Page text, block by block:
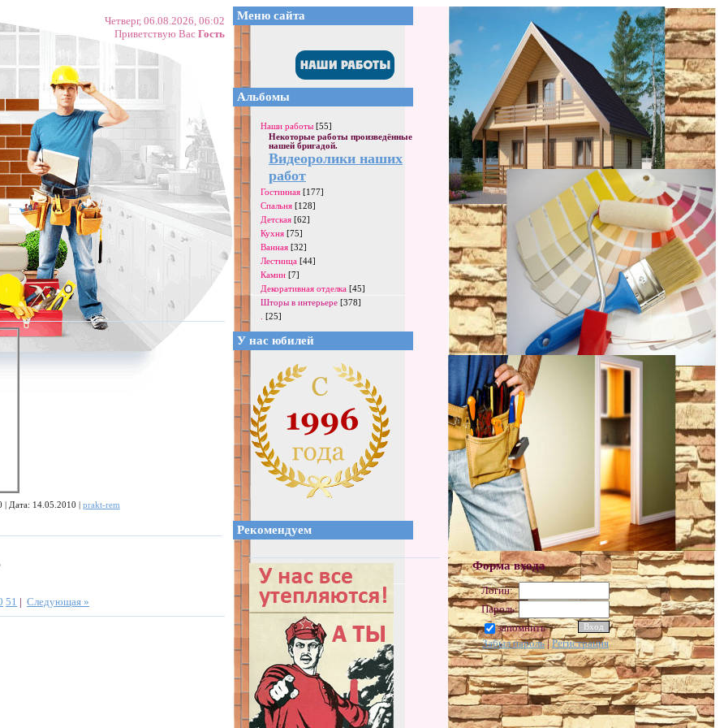
Четверг, 06.08.2026, 06:02
Приветствую Вас Гость
Дата: 14.05.2010 | prakt-rem
51 | Следующая »
Меню сайта
Альбомы
Наши работы [55]
Некоторые работы произведённые
нашей бригадой.
Видеоролики наших
работ
Гостинная [177]
Спальня [128]
Детская [62]
Кухня [75]
Ванная [32]
Лестница [44]
Камин [7]
Декоративная отделка [45]
Шторы в интерьере [378]
[25]
У нас юбилей
Рекомендуем
Форма входа
Логин:
Пароль:
запомнить
Забыл пароль|Регистрация